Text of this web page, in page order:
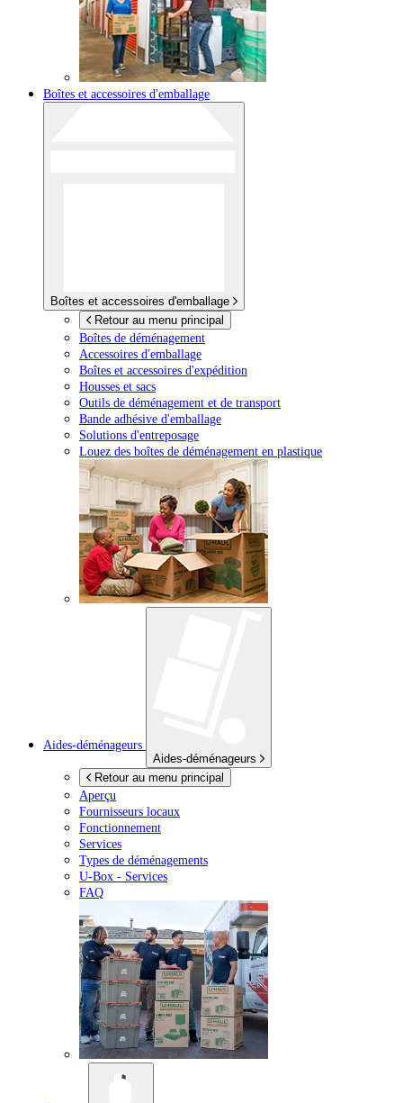
Boîtes et accessoires d'emballage
Boîtes et accessoires d'emballage
Retour au menu principal
Boîtes de déménagement
Accessoires d'emballage
Boîtes et accessoires d'expédition
Housses et sacs
Outils de déménagement et de transport
Bande adhésive d'emballage
Solutions d'entreposage
Louez des boîtes de déménagement en plastique
Aides-déménageurs
Aides-déménageurs
Retour au menu principal
Aperçu
Fournisseurs locaux
Fonctionnement
Services
Types de déménagements
U-Box - Services
FAQ